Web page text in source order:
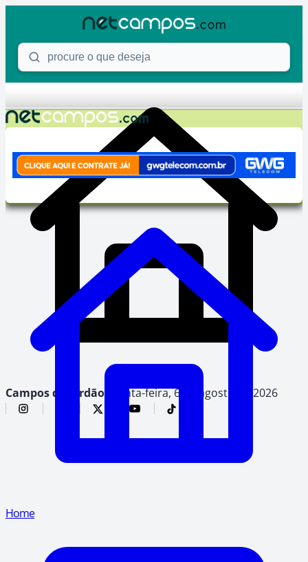
Procure o que deseja
Campos do Jordão, quinta-feira, 6 de agosto de 2026
Home